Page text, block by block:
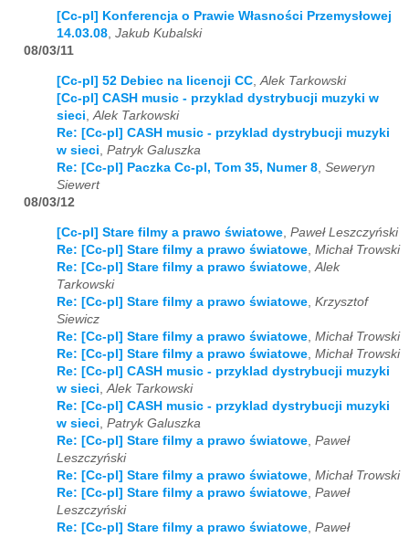
[Cc-pl] Konferencja o Prawie Własności Przemysłowej
14.03.08, Jakub Kubalski
08/03/11
[Cc-pl] 52 Debiec na licencji CC,Alek Tarkowski
[Cc-pl] CASH music - przyklad dystrybucji muzyki w
sieci,Alek Tarkowski
Re: [Cc-pl] CASH music - przyklad dystrybucji muzyki
w sieci, Patryk Galuszka
Re: [Cc-pl] Paczka Cc-pl, Tom 35, Numer 8, Seweryn
Siewert
08/03/12
[Cc-pl] Stare filmy a prawo światowe Paweł Leszczyński
Re: [Cc-pl] Stare filmy a prawo światowe Michał Trowski
Re: [Cc-pl] Stare filmy a prawo światowe Alek
Tarkowski
Re: [Cc-pl] Stare filmy a prawo światowe Krzysztof
Siewicz
Re: [Cc-pl] Stare filmy a prawo światowe Michał Trowski
Re: [Cc-pl] Stare filmy a prawo światowe Michał Trowski
Re: [Cc-pl] CASH music - przyklad dystrybucji muzyki
w sieci Alek Tarkowski
Re: [Cc-pl] CASH music - przyklad dystrybucji muzyki
w sieci Patryk Galuszka
Re: [Cc-pl] Stare filmy a prawo światowe Paweł
Leszczyński
Re: [Cc-pl] Stare filmy a prawo światowe Michał Trowski
Re: [Cc-pl] Stare filmy a prawo światowe Paweł
Leszczyński
Re: [Cc-pl] Stare filmy a prawo światowe Paweł